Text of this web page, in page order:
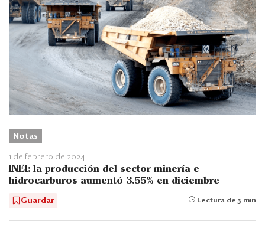
Notas
1 de febrero de 2024
INEI: la producción del sector minería e
hidrocarburos aumentó 3.55% en diciembre
Guardar Lectura de 3 min